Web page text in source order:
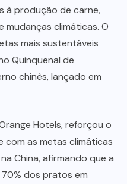
à produção de carne,
mudanças climáticas. O
mais sustentáveis
Quinquenal de
chinês, lançado em
Hotels, reforçou o
com as metas climáticas
China, afirmando que a
dos pratos em